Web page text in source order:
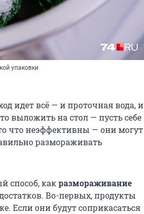
упаковки
идет всё — и проточная вода, и
выложить на стол — пусть себе
что неэффективны — они могут
размораживать
способ, какразмораживание
Во-первых, продукты
Если они будут соприкасаться